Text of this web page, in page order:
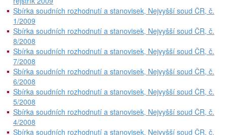
Sbírka soudních rozhodnutí a stanovisek, Nejvyšší soud ČR, č.
1/2009
Sbírka soudních rozhodnutí a stanovisek, Nejvyšší soud ČR, č.
8/2008
Sbírka soudních rozhodnutí a stanovisek, Nejvyšší soud ČR, č.
7/2008
Sbírka soudních rozhodnutí a stanovisek, Nejvyšší soud ČR, č.
6/2008
Sbírka soudních rozhodnutí a stanovisek, Nejvyšší soud ČR, č.
5/2008
Sbírka soudních rozhodnutí a stanovisek, Nejvyšší soud ČR, č.
4/2008
Sbírka soudních rozhodnutí a stanovisek, Nejvyšší soud ČR, č.